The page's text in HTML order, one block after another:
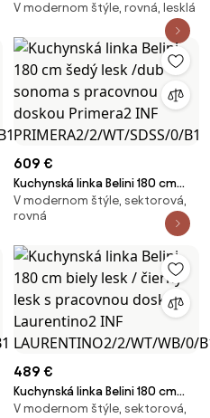
šedý lesk s pracovnou doskou
PRIMERA2/2/WT/S/0/B1
V modernom štýle, rovná, lesklá
609 €
Kuchynská linka Belini 180 cm
šedý lesk /dub sonoma s
pracovnou doskou Primera2 INF
V modernom štýle, sektorová,
rovná
489 €
Kuchynská linka Belini 180 cm
biely lesk / čierny lesk s
V modernom štýle, sektorová,